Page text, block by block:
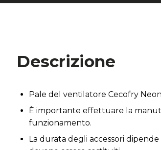
Descrizione
Pale del ventilatore Cecofry
È importante effettuare la
funzionamento.
La durata degli accessori